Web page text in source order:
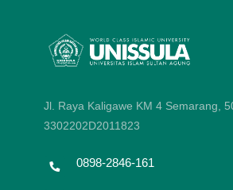
Jl. Raya Kaligawe KM 4 Semarang,
3302202D2011823
0898-2846-161